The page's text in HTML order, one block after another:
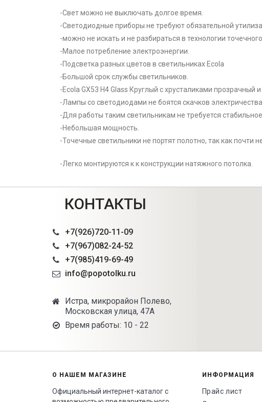
-Свет можно не выключать долгое время.
-Светодиодные приборы не требуют обязательной
-можно не искать и не разбираться в технологии
-Малое потребление электроэнергии.
-Подсветка разных цветов в светильниках Ecola
-Большой срок службы светильников.
-Ecola GX53 H4 Glass Круглый с хрусталиками
-Лампы со светодиодами не боятся скачков электричества.
-Для работы таким светильникам не требуется
-Небольшая мощность.
-Точечные светильники не портят полотно, так как почти
-Легко монтируются к к конструкции натяжного потолка.
КОНТАКТЫ
+7(926)720-11-09
+7(967)082-24-52
+7(985)419-69-49
info@popotolku.ru
Истра, микрорайон Полево,
Московская улица, 47А
Время работы: 10 - 22
О НАШЕМ МАГАЗИНЕ
Официальный интернет-каталог с
ИНФОРМАЦИЯ
Прайс лист